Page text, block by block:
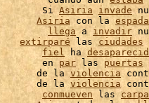
Si Asiria invade
Asiria con la espada
llega a invadir
extirparé las ciudades
fiel ha
en par las puertas
de la violencia
de la violencia
conmueven las